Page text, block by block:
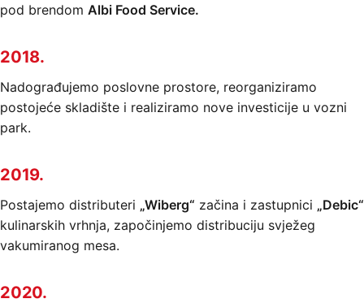
pod brendom Albi Food Service.
2018.
Nadograđujemo poslovne prostore, reorganiziramo
postojeće skladište i realiziramo nove investicije u vozni
park.
2019.
Postajemo distributeri „Wiberg“ začina i zastupnici „Debic“
kulinarskih vrhnja, započinjemo distribuciju svježeg
vakumiranog mesa.
2020.